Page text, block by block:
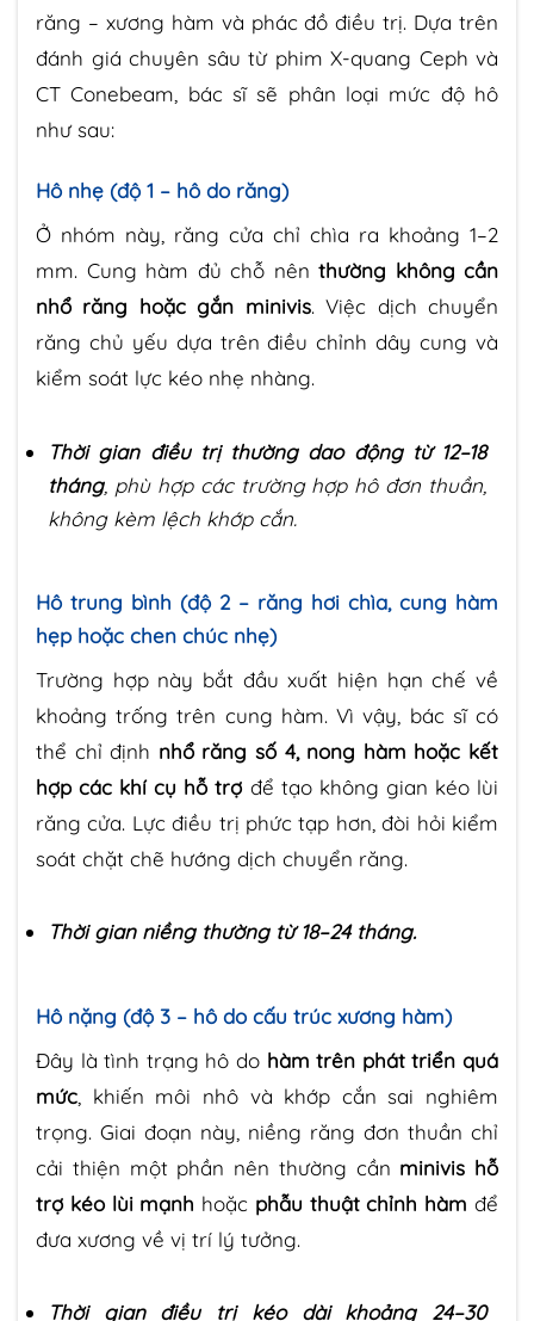
răng – xương hàm và phác đồ điều trị. Dựa trên
đánh giá chuyên sâu từ phim X-quang Ceph và
CT Conebeam, bác sĩ sẽ phân loại mức độ hô
như sau:
Hô nhẹ (độ 1 – hô do răng)
Ở nhóm này, răng cửa chỉ chìa ra khoảng 1–2
mm. Cung hàm đủ chỗ nên thường không cần
nhổ răng hoặc gắn minivis. Việc dịch chuyển
răng chủ yếu dựa trên điều chỉnh dây cung và
kiểm soát lực kéo nhẹ nhàng.
Thời gian điều trị thường dao động từ 12–18
tháng, phù hợp các trường hợp hô đơn thuần,
không kèm lệch khớp cắn.
Hô trung bình (độ 2 – răng hơi chìa, cung hàm
hẹp hoặc chen chúc nhẹ)
Trường hợp này bắt đầu xuất hiện hạn chế về
khoảng trống trên cung hàm. Vì vậy, bác sĩ có
thể chỉ định nhổ răng số 4, nong hàm hoặc kết
hợp các khí cụ hỗ trợ để tạo không gian kéo lùi
răng cửa. Lực điều trị phức tạp hơn, đòi hỏi kiểm
soát chặt chẽ hướng dịch chuyển răng.
Thời gian niềng thường từ 18–24 tháng.
Hô nặng (độ 3 – hô do cấu trúc xương hàm)
Đây là tình trạng hô do hàm trên phát triển quá
mức , khiến môi nhô và khớp cắn sai nghiêm
trọng. Giai đoạn này, niềng răng đơn thuần chỉ
cải thiện một phần nên thường cần minivis hỗ
trợ kéo lùi mạnh hoặc phẫu thuật chỉnh hàm để
đưa xương về vị trí lý tưởng.
Thời gian điều trị kéo dài khoảng 24–30